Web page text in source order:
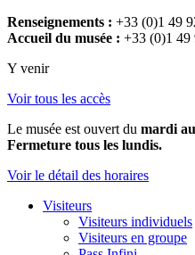
Renseignements : +33 (0)1 49
Accueil du musée : +33 (0)1 49
Y venir
Voir tous les accès
Le musée est ouvert du mardi
Fermeture tous les lundis.
Voir le détail des horaires
Visiteurs
Visiteurs individuels
Visiteurs en groupe